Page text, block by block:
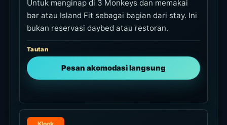
bar atau Island Fit sebagai bagian dari stay. Ini
bukan reservasi daybed atau restoran.
Tautan
Pesan akomodasi langsung
Klook